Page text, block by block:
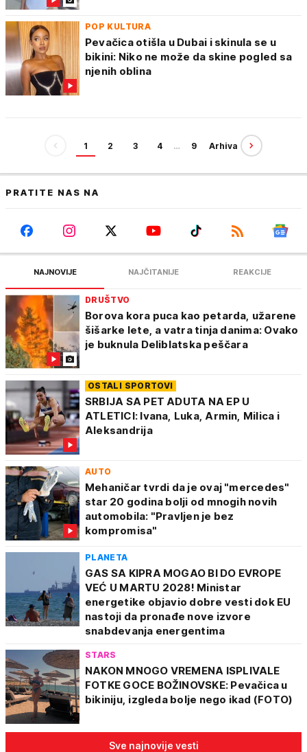
POP KULTURA
Pevačica otišla u Dubai i skinula se u
bikini: Niko ne može da skine pogled sa
njenih oblina
1 2 3 4 … 9 Arhiva
PRATITE NAS NA
NAJNOVIJE NAJČITANIJE REAKCIJE
DRUŠTVO
Borova kora puca kao petarda, užarene
šišarke lete, a vatra tinja danima: Ovako
je buknula Deliblatska peščara
OSTALI SPORTOVI
SRBIJA SA PET ADUTA NA EP U
ATLETICI: Ivana, Luka, Armin, Milica i
Aleksandrija
AUTO
Mehaničar tvrdi da je ovaj "mercedes"
star 20 godina bolji od mnogih novih
automobila: "Pravljen je bez
kompromisa"
PLANETA
GAS SA KIPRA MOGAO BI DO EVROPE
VEĆ U MARTU 2028! Ministar
energetike objavio dobre vesti dok EU
nastoji da pronađe nove izvore
snabdevanja energentima
STARS
NAKON MNOGO VREMENA ISPLIVALE
FOTKE GOCE BOŽINOVSKE: Pevačica u
bikiniju, izgleda bolje nego ikad (FOTO)
Sve najnovije vesti